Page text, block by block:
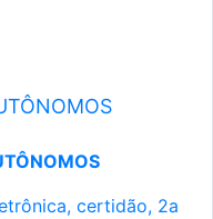
certidão, 2a